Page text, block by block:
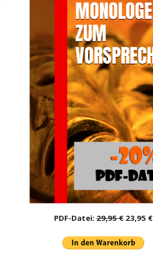
PDF-Datei:29,95 €23,95 €